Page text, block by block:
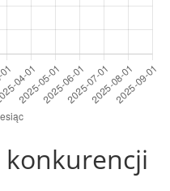
konkurencji